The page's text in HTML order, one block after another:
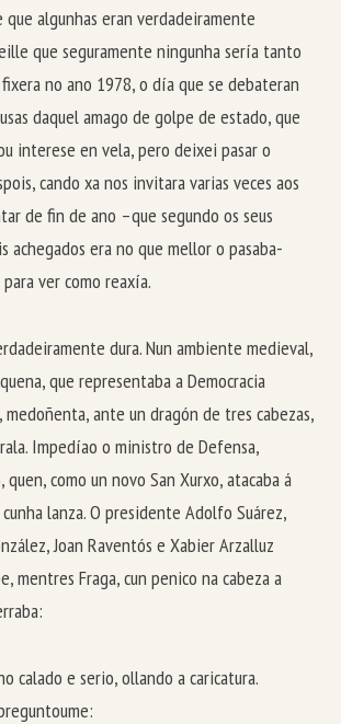
que algunhas eran verdadeiramente
que seguramente ningunha sería tanto
no ano 1978, o día que se debateran
daquel amago de golpe de estado, que
interese en vela, pero deixei pasar o
cando xa nos invitara varias veces aos
de fin de ano –que segundo os seus
achegados era no que mellor o pasaba-
ver como reaxía.
dura. Nun ambiente medieval,
que representaba a Democracia
medoñenta, ante un dragón de tres cabezas,
Impedíao o ministro de Defensa,
como un novo San Xurxo, atacaba á
lanza. O presidente Adolfo Suárez,
Joan Raventós e Xabier Arzalluz
mentres Fraga, cun penico na cabeza a
calado e serio, ollando a caricatura.